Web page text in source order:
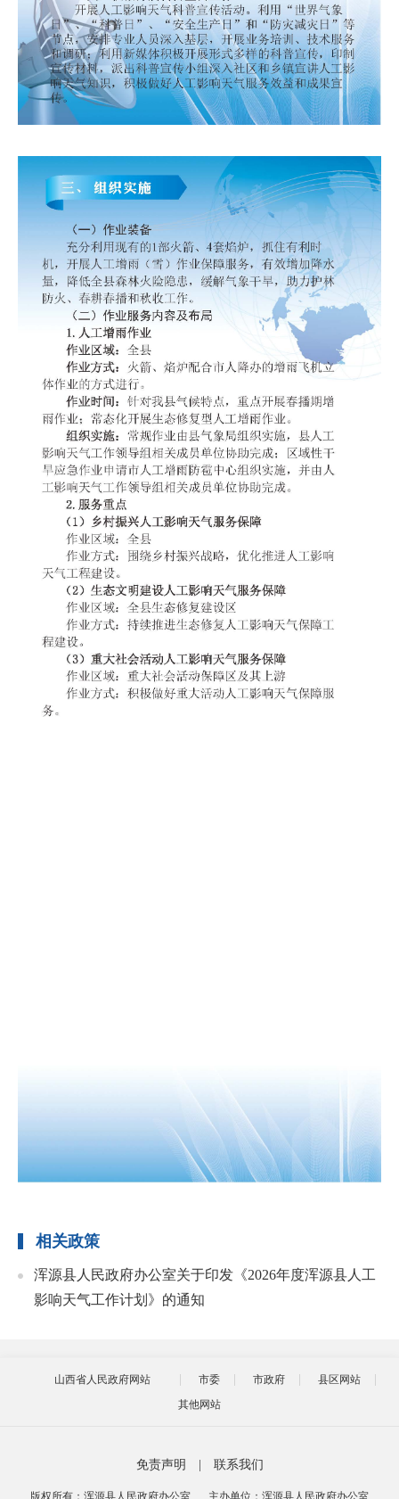
相关政策
浑源县人民政府办公室关于印发《2026年度浑源县人工
影响天气工作计划》的通知
山西省人民政府网站 市委 市政府
县区网站
其他网站
免责声明 联系我们
版权所有：浑源县人民政府办公室 主办单位：浑源县人民政府办公室